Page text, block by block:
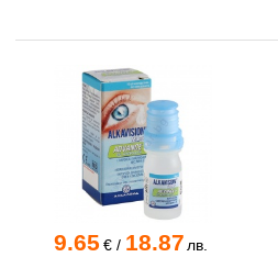
9.65 €/ 18.87 лв.